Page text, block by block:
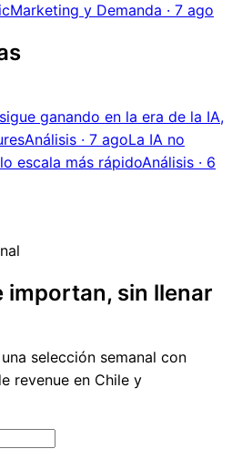
Marketing y Demanda · 7 ago
ganando en la era de la IA,
Análisis · 7 agoLa IA no
escala más rápidoAnálisis · 6
importan, sin llenar
selección semanal con
revenue en Chile y